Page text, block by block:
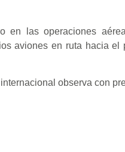
en las operaciones
aviones en ruta hacia
observa con